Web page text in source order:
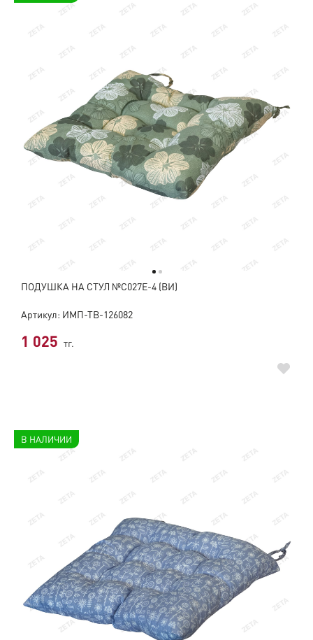
ПОДУШКА НА СТУЛ №C027E-4 (ВИ)
Артикул: ИМП-ТВ-126082
1 025 тг.
В НАЛИЧИИ